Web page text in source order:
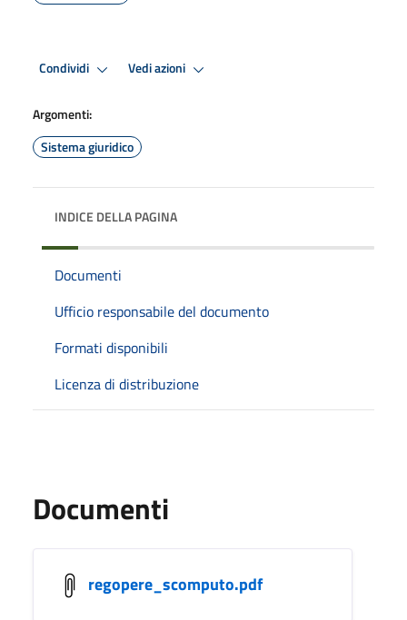
Condividi Vedi azioni
Argomenti:
Sistema giuridico
INDICE DELLA PAGINA
Documenti
Ufficio responsabile del documento
Formati disponibili
Licenza di distribuzione
Documenti
regopere_scomputo.pdf